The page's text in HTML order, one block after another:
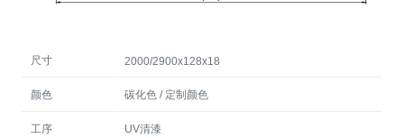
尺寸 2000/2900x128x18
颜色 碳化色 / 定制颜色
工序 UV清漆